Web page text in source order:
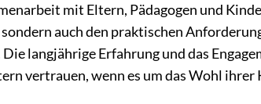
mit Eltern, Pädagogen und
auch den praktischen
langjährige Erfahrung und das
vertrauen, wenn es um das Wohl ihrer